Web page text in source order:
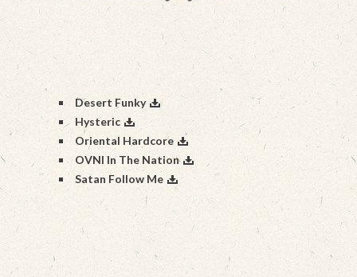
Desert Funky
Hysteric
Oriental Hardcore
OVNI In The Nation
Satan Follow Me